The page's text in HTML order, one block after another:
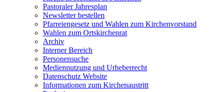
Pastoraler Jahresplan
Newsletter bestellen
Pfarreiengesetz und Wahlen zum Kirchenvorstand
Wahlen zum Ortskirchenrat
Archiv
Interner Bereich
Personensuche
Mediennutzung und Urheberrecht
Datenschutz Website
Informationen zum Kirchenaustritt